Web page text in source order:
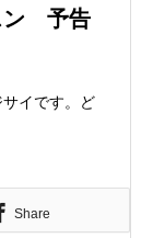
ン 予告
イです。ど
Share